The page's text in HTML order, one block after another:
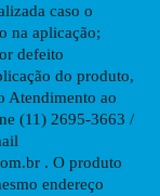
caso o
na aplicação;
defeito
do produto,
Atendimento ao
(11) 2695-3663 /
. O produto
endereço